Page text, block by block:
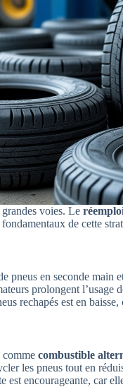
voies. Le
de cette
pneus en seconde main
prolongent l’usage
rechapés est en
comme combustible
les pneus tout en
est encourageante, car